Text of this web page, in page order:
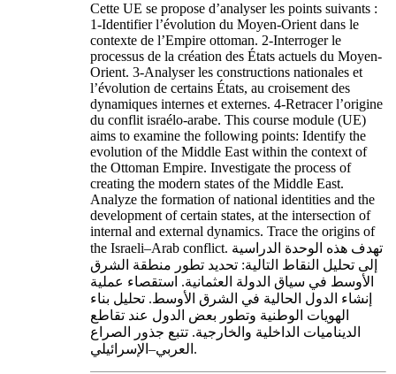
Cette UE se propose d’analyser les points suivants :
1-Identifier l’évolution du Moyen-Orient dans le
contexte de l’Empire ottoman. 2-Interroger le
processus de la création des États actuels du Moyen-
Orient. 3-Analyser les constructions nationales et
l’évolution de certains États, au croisement des
dynamiques internes et externes. 4-Retracer l’origine
du conflit israélo-arabe. This course module (UE)
aims to examine the following points: Identify the
evolution of the Middle East within the context of
the Ottoman Empire. Investigate the process of
creating the modern states of the Middle East.
Analyze the formation of national identities and the
development of certain states, at the intersection of
internal and external dynamics. Trace the origins of
the Israeli–Arab conflict. تهدف هذه الوحدة الدراسية
إلى تحليل النقاط التالية: تحديد تطور منطقة الشرق
الأوسط في سياق الدولة العثمانية. استقصاء عملية
إنشاء الدول الحالية في الشرق الأوسط. تحليل بناء
الهويات الوطنية وتطور بعض الدول عند تقاطع
الديناميات الداخلية والخارجية. تتبع جذور الصراع
العربي–الإسرائيلي.